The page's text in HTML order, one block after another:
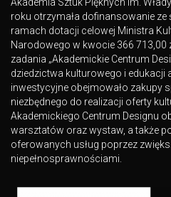
roku otrzymała dofinansowanie
ramach dotacji celowej Ministra
Narodowego w kwocie 366 713,00
zadania „Akademickie Centrum
dziedzictwa kulturowego i edukacji
inwestycyjne obejmowało zakupy
niezbędnego do realizacji oferty
Akademickiego Centrum Designu
warsztatów oraz wystaw, a także
oferowanych usług poprzez
niepełnosprawnościami.